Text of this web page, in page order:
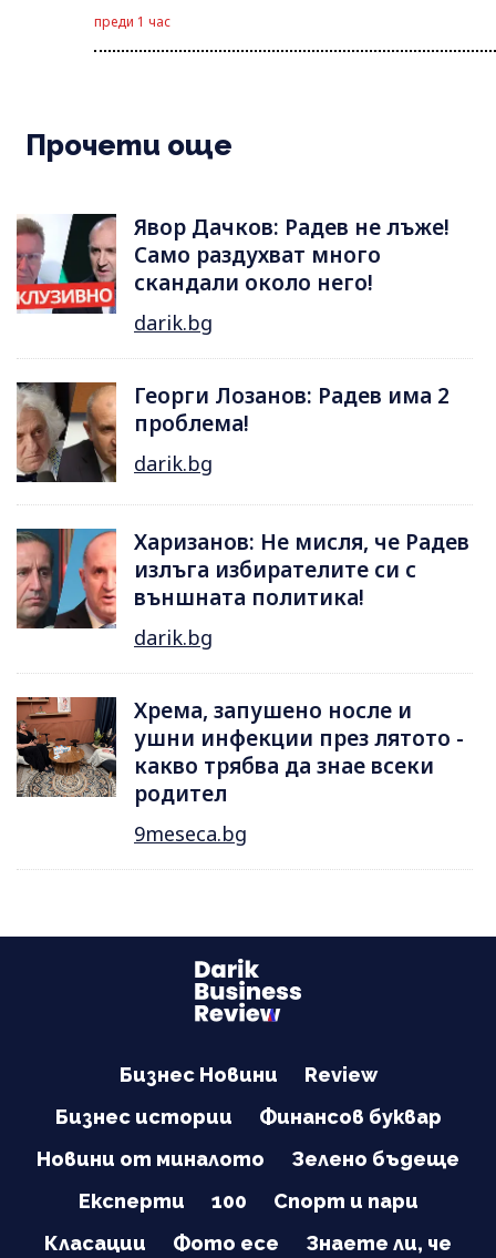
преди 1 час
Прочети още
Явор Дачков: Радев не лъже!
Само раздухват много
скандали около него!
darik.bg
Георги Лозанов: Радев има 2
проблема!
darik.bg
Харизанов: Не мисля, че Радев
излъга избирателите си с
външната политика!
darik.bg
Хрема, запушено носле и
ушни инфекции през лятотo -
какво трябва да знае всеки
родител
9meseca.bg
Бизнес Новини
Review
Бизнес истории
Финансов буквар
Новини от миналото
Зелено бъдеще
Експерти
100
Спорт и пари
Класации
Фото есе Знаете ли, че